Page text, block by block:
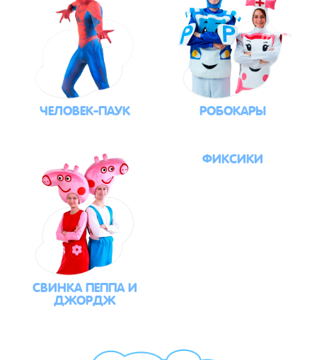
ЧЕЛОВЕК-ПАУК РОБОКАРЫ
СВИНКА ПЕППА И
ДЖОРДЖ
ФИКСИКИ